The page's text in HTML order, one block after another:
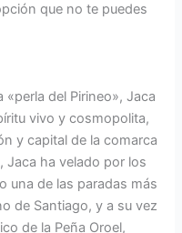
que no te puedes
del Pirineo», Jaca
vivo y cosmopolita,
y capital de la comarca
Jaca ha velado por los
una de las paradas más
de Santiago, y a su vez
de la Peña Oroel,